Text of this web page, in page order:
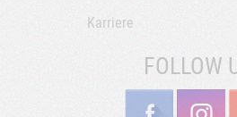
Karriere
FOLLOW